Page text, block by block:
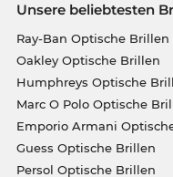
Unsere beliebtesten
Ray-Ban Optische Brillen
Oakley Optische Brillen
Humphreys Optische
Marc O Polo Optische
Emporio Armani
Guess Optische Brillen
Persol Optische Brillen